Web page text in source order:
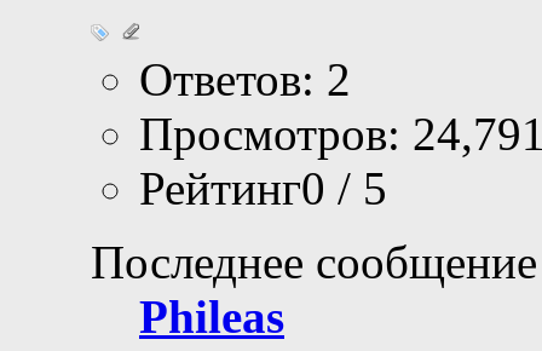
Ответов: 2
Просмотров:
Рейтинг0 / 5
Последнее
Phileas